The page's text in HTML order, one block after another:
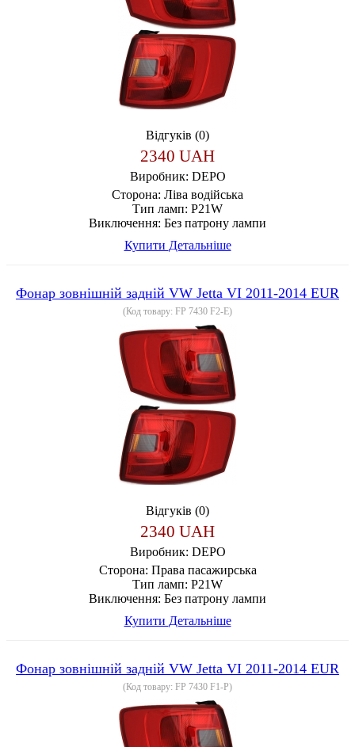
Відгуків (0)
2340 UAH
Виробник: DEPO
Сторона: Ліва водійська
Тип ламп: P21W
Виключення: Без патрону лампи
Купити Детальніше
Фонар зовнішній задній VW Jetta VI 2011-2014 EUR
(Код товару: FP 7430 F2-E)
Відгуків (0)
2340 UAH
Виробник: DEPO
Сторона: Права пасажирська
Тип ламп: P21W
Виключення: Без патрону лампи
Купити Детальніше
Фонар зовнішній задній VW Jetta VI 2011-2014 EUR
(Код товару: FP 7430 F1-P)